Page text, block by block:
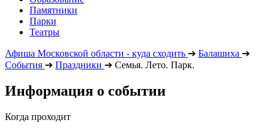
Памятники
Парки
Театры
Афиша Московской области - куда сходить ➔ Балашиха ➔
События ➔ Праздники ➔ Семья. Лето. Парк.
Информация о событии
Когда проходит